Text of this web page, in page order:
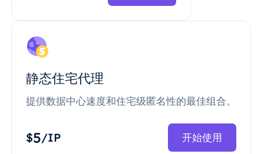
静态住宅代理
提供数据中心速度和住宅级匿名性的最佳组合。
$5/IP 开始使用